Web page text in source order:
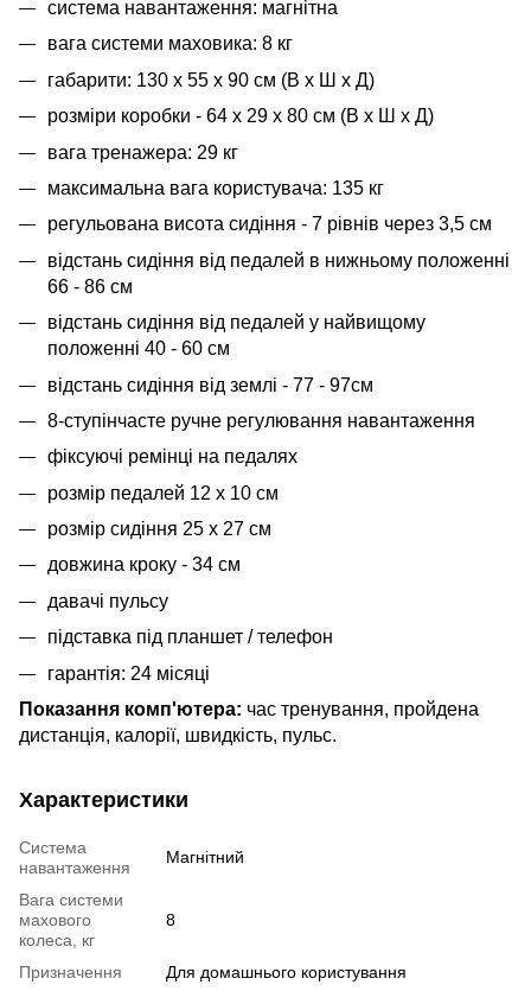
система навантаження: магнітна
вага системи маховика: 8 кг
габарити: 130 х 55 х 90 см (В х Ш х Д)
розміри коробки - 64 х 29 х 80 см (В х Ш х Д)
вага тренажера: 29 кг
максимальна вага користувача: 135 кг
регульована висота сидіння - 7 рівнів через 3,5 см
відстань сидіння від педалей в нижньому положенні
66 - 86 см
відстань сидіння від педалей у найвищому
положенні 40 - 60 см
відстань сидіння від землі - 77 - 97см
8-ступінчасте ручне регулювання навантаження
фіксуючі ремінці на педалях
розмір педалей 12 х 10 см
розмір сидіння 25 х 27 см
довжина кроку - 34 см
давачі пульсу
підставка під планшет / телефон
гарантія: 24 місяці
Показання комп'ютера: час тренування, пройдена
дистанція, калорії, швидкість, пульс.
Характеристики
Система
навантаження
Магнітний
Вага системи
махового
колеса, кг
8
Призначення
Для домашнього користування